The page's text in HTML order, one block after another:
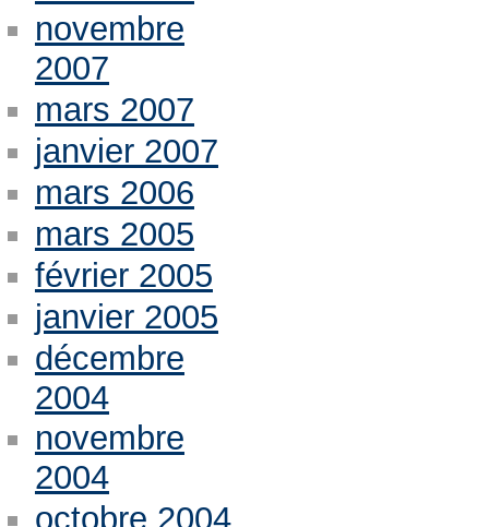
novembre
2007
mars 2007
janvier 2007
mars 2006
mars 2005
février 2005
janvier 2005
décembre
2004
novembre
2004
octobre 2004